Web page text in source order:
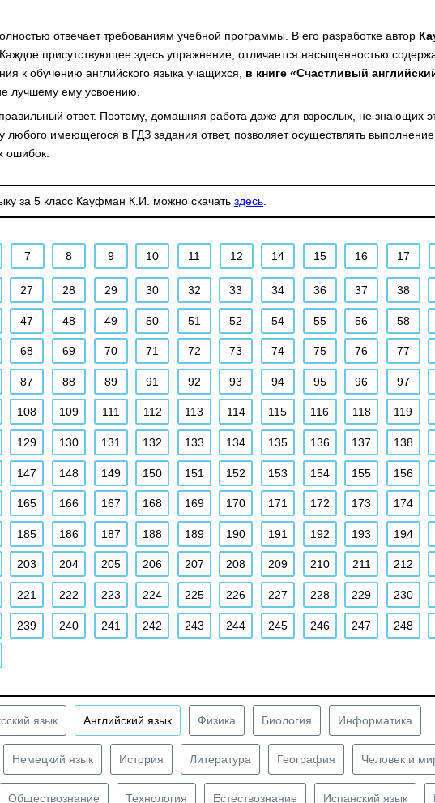
отвечает требованиям учебной программы. В его разработке автор
присутствующее здесь упражнение, отличается насыщенностью
к обучению английского языка учащихся, в книге «Счастливый
лучшему ему усвоению.
ответ. Поэтому, домашняя работа даже для взрослых, не знающих
любого имеющегося в ГДЗ задания ответ, позволяет осуществлять
ошибок.
за 5 класс Кауфман К.И. можно скачать здесь
7 8 9 10 11 12 14 15 16 17
27 28 29 30 32 33 34 36 37 38
47 48 49 50 51 52 54 55 56 58
68 69 70 71 72 73 74 75 76 77
87 88 89 91 92 93 94 95 96 97
108 109 111 112 113 114 115 116 118 119
129 130 131 132 133 134 135 136 137 138
147 148 149 150 151 152 153 154 155 156
165 166 167 168 169 170 171 172 173 174
185 186 187 188 189 190 191 192 193 194
203 204 205 206 207 208 209 210 211 212
221 222 223 224 225 226 227 228 229 230
239 240 241 242 243 244 245 246 247 248
язык Английский язык Физика Биология Информатика
Немецкий язык История Литература География Человек и
Обществознание Технология Естествознание Испанский язык